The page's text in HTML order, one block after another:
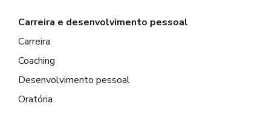
Carreira e desenvolvimento pessoal
Carreira
Coaching
Desenvolvimento pessoal
Oratória